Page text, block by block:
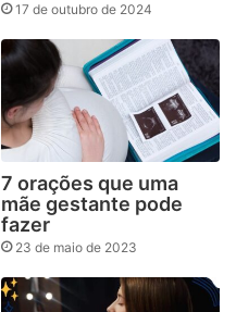
17 de outubro de 2024
7 orações que uma
mãe gestante pode
fazer
23 de maio de 2023